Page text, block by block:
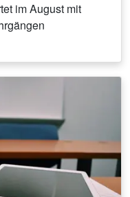
im August mit